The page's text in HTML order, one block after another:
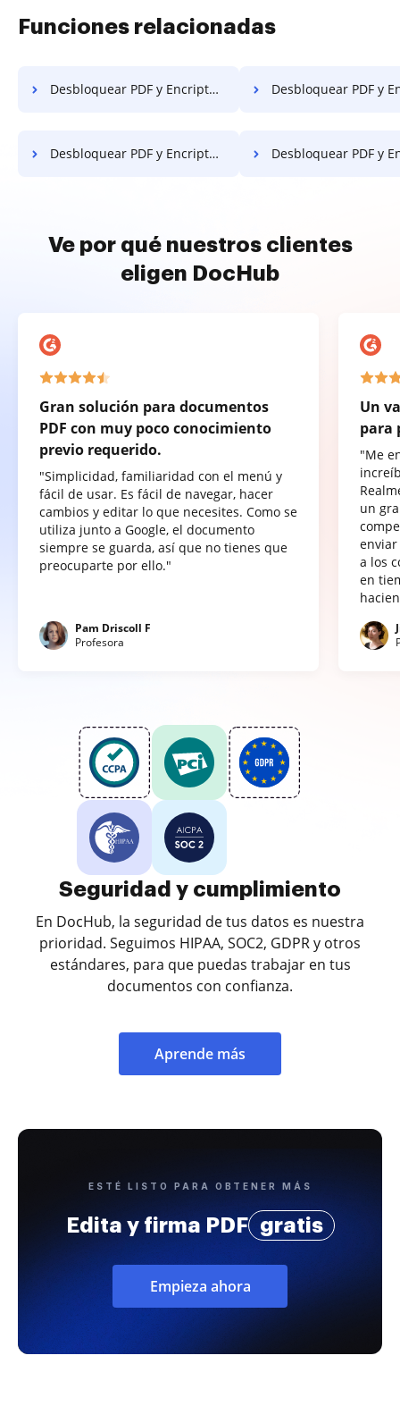
Funciones relacionadas
Desbloquear PDF y Encriptar PDF en OPPO Desbloquear PDF y Encriptar PDF
Desbloquear PDF y Encriptar PDF en Alcatel Desbloquear PDF y Encriptar
Ve por qué nuestros clientes
eligen DocHub
Gran solución para documentos
PDF con muy poco conocimiento
previo requerido.
"Simplicidad, familiaridad con el menú y
fácil de usar. Es fácil de navegar, hacer
cambios y editar lo que necesites. Como se
utiliza junto a Google, el documento
siempre se guarda, así que no tienes que
preocuparte por ello."
Pam Driscoll F
Profesora
Un
para
"Me
un
a los
en
Seguridad y cumplimiento
En DocHub, la seguridad de tus datos es nuestra
prioridad. Seguimos HIPAA, SOC2, GDPR y otros
estándares, para que puedas trabajar en tus
documentos con confianza.
Aprende más
ESTÉ LISTO PARA OBTENER MÁS
Edita y firma PDF gratis
Empieza ahora